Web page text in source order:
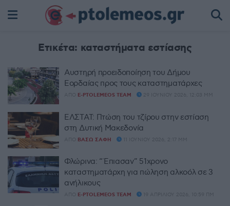
Ετικέτα: καταστήματα εστίασης
Αυστηρή προειδοποίηση του Δήμου
Εορδαίας προς τους καταστηματάρχες
ΑΠΌ E-PTOLEMEOS TEAM 29 ΙΟΥΝΊΟΥ 2026, 12:03 ΜΜ
ΕΛΣΤΑΤ: Πτώση του τζίρου στην εστίαση
στη Δυτική Μακεδονία
ΑΠΌ ΒΆΣΩ ΣΆΦΗ 11 ΙΟΥΝΊΟΥ 2026, 2:17 ΜΜ
Φλώρινα: “Έπιασαν” 51χρονο
καταστηματάρχη για πώληση αλκοόλ σε 3
ανήλικους
ΑΠΌ E-PTOLEMEOS TEAM 19 ΑΠΡΙΛΊΟΥ 2026, 10:59 ΠΜ